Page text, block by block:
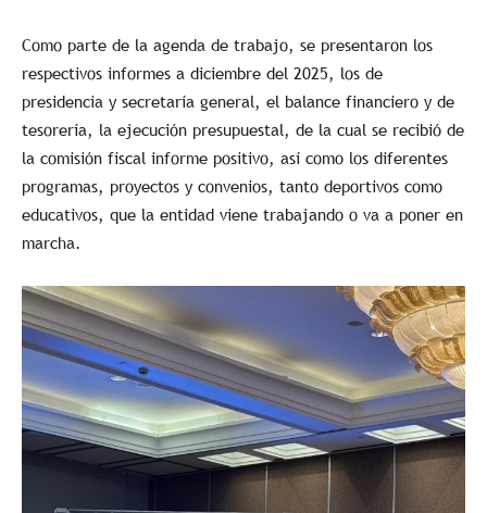
Como parte de la agenda de trabajo, se presentaron los
respectivos informes a diciembre del 2025, los de
presidencia y secretaría general, el balance financiero y de
tesorería, la ejecución presupuestal, de la cual se recibió de
la comisión fiscal informe positivo, así como los diferentes
programas, proyectos y convenios, tanto deportivos como
educativos, que la entidad viene trabajando o va a poner en
marcha.